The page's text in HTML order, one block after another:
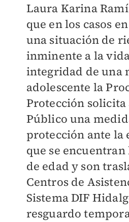
Laura Karina
que en los casos
una situación de
inminente a la
integridad de una
adolescente la
Protección
Público una
protección ante la
que se
de edad y son
Centros de
Sistema DIF
resguardo